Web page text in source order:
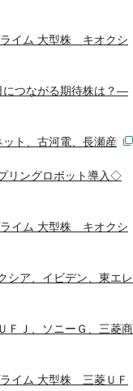
ライム 大型株 キオクシ
つながる期待株は？―
ト、古河電、長瀬産
リングロボット導入◇
ライム 大型株 キオクシ
ア、イビデン、東エレ
ＦＪ、ソニーＧ、三菱商
イム 大型株 三菱ＵＦ